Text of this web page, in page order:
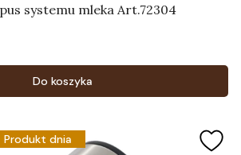
systemu mleka Art.72304
Do koszyka
Produkt dnia